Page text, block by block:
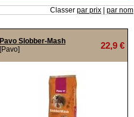
Classer par prix par nom
Pavo Slobber-Mash
[Pavo]
22,9 €